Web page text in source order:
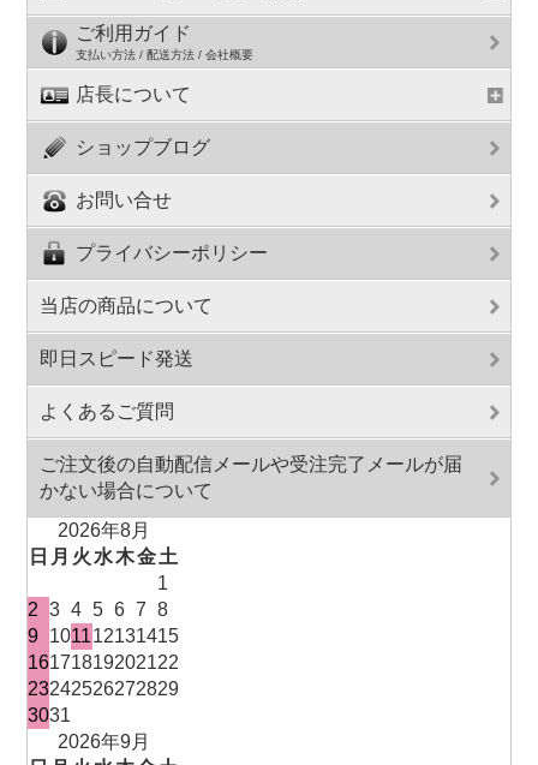
ご利用ガイド
支払い方法 / 配送方法 / 会社概要
店長について
ショップブログ
お問い合せ
プライバシーポリシー
当店の商品について
即日スピード発送
よくあるご質問
ご注文後の自動配信メールや受注完了メールが届
かない場合について
2026年8月
日 月 火 水木金土
1
2
3 4 5 6 7
8
9 101112131415
16171819202122
23242526272829
3031
2026年9月